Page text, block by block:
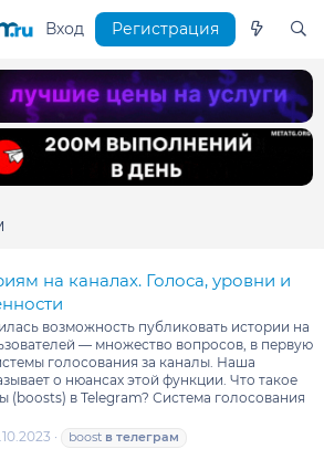
Вход Регистрация
на каналах. Голоса, уровни и
возможность публиковать истории на
— множество вопросов, в первую
голосования за каналы. Наша
о нюансах этой функции. Что такое
(boosts) в Telegram? Система голосования
boost в телеграм